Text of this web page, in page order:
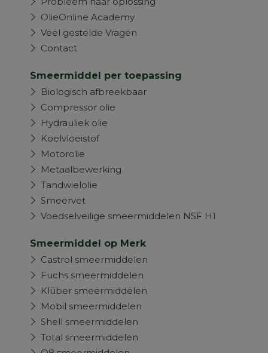
OlieOnline Academy
Veel gestelde Vragen
Contact
Smeermiddel per toepassing
Biologisch afbreekbaar
Compressor olie
Hydrauliek olie
Koelvloeistof
Motorolie
Metaalbewerking
Tandwielolie
Smeervet
Voedselveilige smeermiddelen NSF H1
Smeermiddel op Merk
Castrol smeermiddelen
Fuchs smeermiddelen
Klüber smeermiddelen
Mobil smeermiddelen
Shell smeermiddelen
Total smeermiddelen